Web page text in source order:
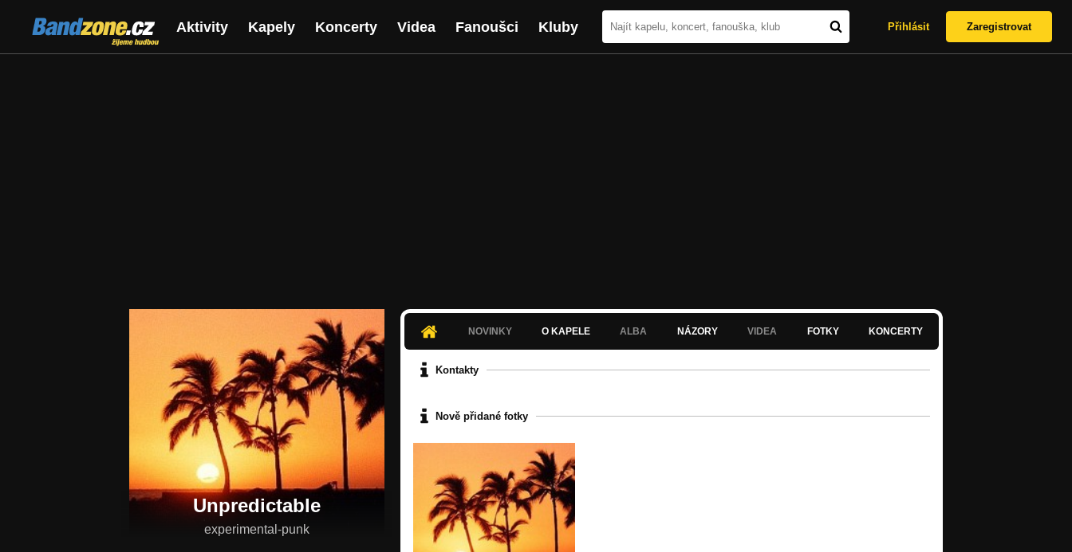
Bandzone.cz
žijeme hudbou
Aktivity Kapely Koncerty Videa Fanoušci Kluby Přihlásit Zaregistrovat
Unpredictable
experimental-punk
NOVINKY O KAPELE ALBA NÁZORY VIDEA FOTKY KONCERTY
Kontakty
Nově přidané fotky